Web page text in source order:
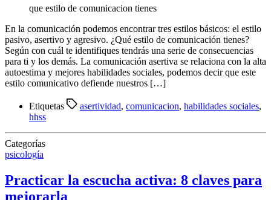
que estilo de comunicacion tienes
En la comunicación podemos encontrar tres estilos básicos: el estilo
pasivo, asertivo y agresivo. ¿Qué estilo de comunicación tienes?
Según con cuál te identifiques tendrás una serie de consecuencias
para ti y los demás. La comunicación asertiva se relaciona con la alta
autoestima y mejores habilidades sociales, podemos decir que este
estilo comunicativo defiende nuestros […]
Etiquetas asertividad, comunicacion, habilidades sociales,
hhss
Categorías
psicología
Practicar la escucha activa: 8 claves para
mejorarla